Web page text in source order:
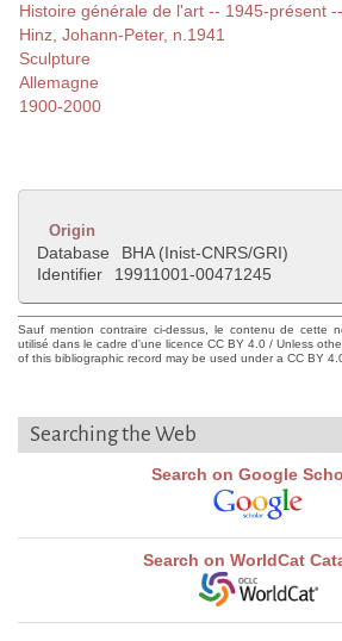
Histoire générale de l'art -- 1945-présent
Hinz, Johann-Peter, n.1941
Sculpture
Allemagne
1900-2000
Origin
Database
BHA (Inist-CNRS/GRI)
Identifier
19911001-00471245
Sauf mention contraire ci-dessus, le contenu de cette
utilisé dans le cadre d'une licence CC BY 4.0 / Unless
of this bibliographic record may be used under a CC BY
Searching the Web
Search on Google
Search on WorldCat